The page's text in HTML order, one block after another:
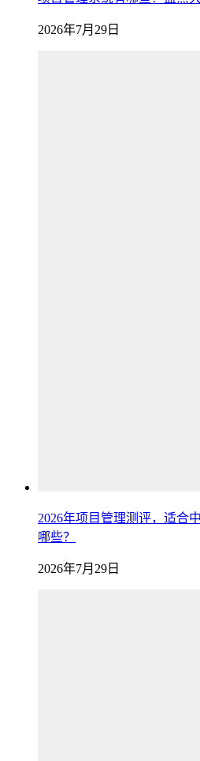
2026年7月29日
2026年项目管理测评，适合
哪些？
2026年7月29日